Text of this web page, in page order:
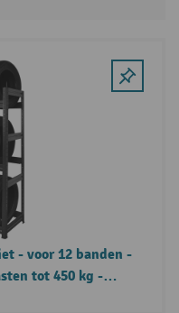
- voor 12 banden -
tot 450 kg -